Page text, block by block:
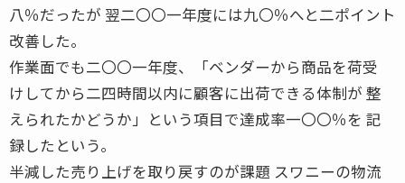
八％だったが 翌二〇〇一年度には九〇％へと二ポイント
改善した。
作業面でも二〇〇一年度、「ベンダーから商品を荷受
けしてから二四時間以内に顧客に出荷できる体制が 整
えられたかどうか」という項目で達成率一〇〇％を 記
録したという。
半減した売り上げを取り戻すのが課題 スワニーの物流